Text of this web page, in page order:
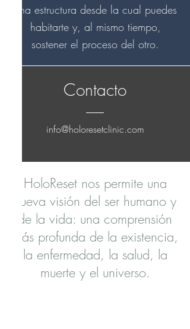
una estructura desde la cual puedes
habitarte y, al mismo tiempo,
sostener el proceso del otro.
Contacto
info@holoresetclinic.com
HoloReset nos permite una
nueva visión del ser humano y
de la vida: una comprensión
más profunda de la existencia,
la enfermedad, la salud, la
muerte y el universo.